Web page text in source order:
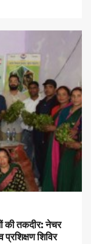
की तकदीर: नेचर
शिविर